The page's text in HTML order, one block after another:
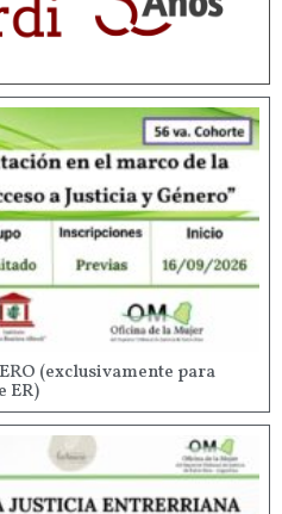
(exclusivamente para
ER)